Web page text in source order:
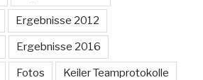
Ergebnisse 2012
Ergebnisse 2016
Fotos Keiler Teamprotokolle